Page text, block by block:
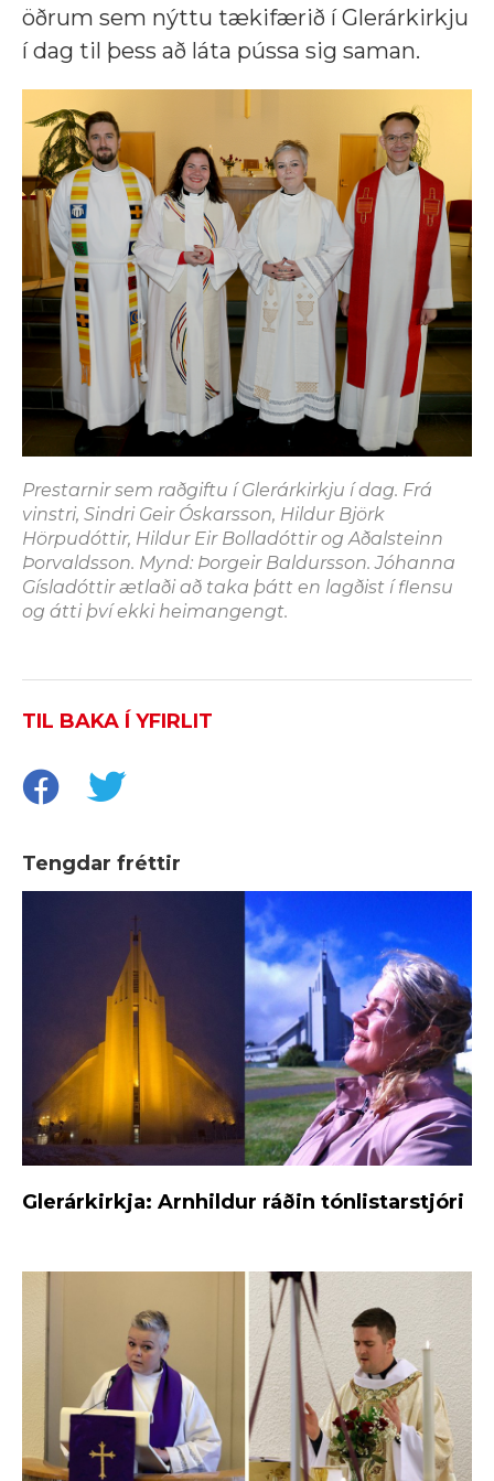
öðrum sem nýttu tækifærið í Glerárkirkju
í dag til þess að láta pússa sig saman.
Prestarnir sem raðgiftu í Glerárkirkju í dag. Frá
vinstri, Sindri Geir Óskarsson, Hildur Björk
Hörpudóttir, Hildur Eir Bolladóttir og Aðalsteinn
Þorvaldsson. Mynd: Þorgeir Baldursson. Jóhanna
Gísladóttir ætlaði að taka þátt en lagðist í flensu
og átti því ekki heimangengt.
TIL BAKA Í YFIRLIT
Tengdar fréttir
Glerárkirkja: Arnhildur ráðin tónlistarstjóri